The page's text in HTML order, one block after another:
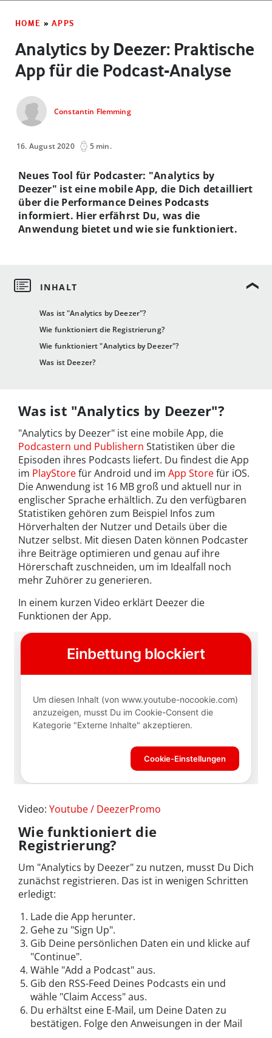
HOME » APPS
Analytics by Deezer: Praktische
App für die Podcast-Analyse
Constantin Flemming
16. August 2020 5 min.
Was ist "Analytics by Deezer"?
Wie funktioniert die Registrierung?
Wie funktioniert "Analytics by Deezer"?
Was ist Deezer?
Neues Tool für Podcaster: "Analytics by
Deezer" ist eine mobile App, die Dich detailliert
über die Performance Deines Podcasts
informiert. Hier erfährst Du, was die
Anwendung bietet und wie sie funktioniert.
Was ist "Analytics by Deezer"?
"Analytics by Deezer" ist eine mobile App, die
Podcastern und Publishern Statistiken über die
Episoden ihres Podcasts liefert. Du findest die App
im PlayStorefür Android und im App Storefür iOS.
Die Anwendung ist 16 MB groß und aktuell nur in
englischer Sprache erhältlich. Zu den verfügbaren
Statistiken gehören zum Beispiel Infos zum
Hörverhalten der Nutzer und Details über die
Nutzer selbst. Mit diesen Daten können Podcaster
ihre Beiträge optimieren und genau auf ihre
Hörerschaft zuschneiden, um im Idealfall noch
mehr Zuhörer zu generieren.
In einem kurzen Video erklärt Deezer die
Funktionen der App.
Video: Youtube / DeezerPromo
Wie funktioniert die
Registrierung?
Um "Analytics by Deezer" zu nutzen, musst Du Dich
zunächst registrieren. Das ist in wenigen Schritten
erledigt:
Lade die App herunter.
Gehe zu "Sign Up".
Gib Deine persönlichen Daten ein und klicke auf
"Continue".
Wähle "Add a Podcast" aus.
Gib den RSS-Feed Deines Podcasts ein und
wähle "Claim Access" aus.
Du erhältst eine E-Mail, um Deine Daten zu
bestätigen. Folge den Anweisungen in der Mail